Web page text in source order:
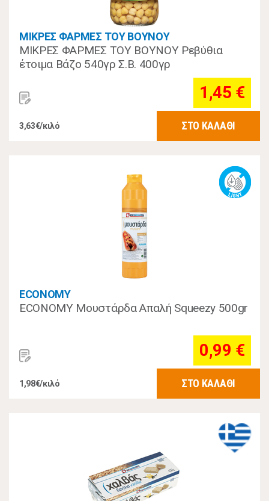
ΜΙΚΡΕΣ ΦΑΡΜΕΣ ΤΟΥ ΒΟΥΝΟΥ
ΜΙΚΡΕΣ ΦΑΡΜΕΣ ΤΟΥ ΒΟΥΝΟΥ Ρεβύθια
έτοιμα Βάζο 540γρ Σ.Β. 400γρ
1,45 €
3,63€/κιλό ΣΤΟ ΚΑΛΑΘΙ
ECONOMY
ECONOMY Μουστάρδα Απαλή Squeezy 500gr
0,99 €
1,98€/κιλό ΣΤΟ ΚΑΛΑΘΙ